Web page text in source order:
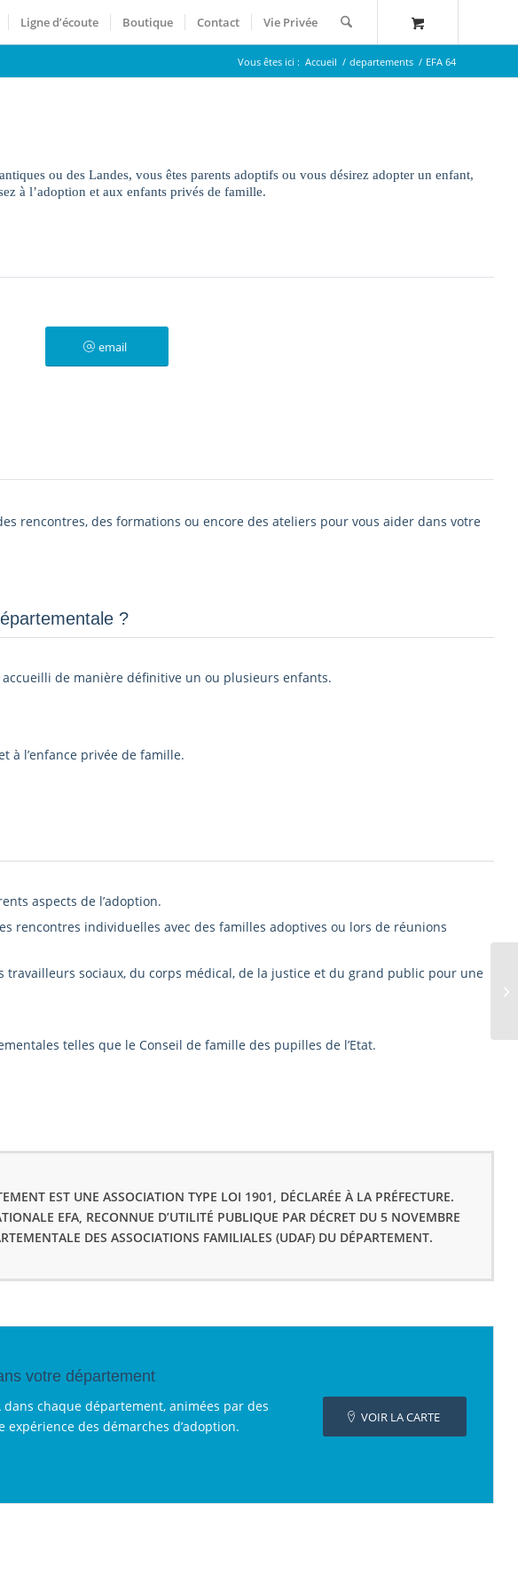
Ligne d’écoute Boutique Contact Vie Privée
Vous êtes ici : Accueil / departements / EFA 64
ou des Landes, vous êtes parents adoptifs ou vous désirez adopter un enfant,
à l’adoption et aux enfants privés de famille.
email
rencontres, des formations ou encore des ateliers pour vous aider dans votre
?­
de manière définitive un ou plusieurs enfants.
à l’enfance privée de famille.
aspects de l’adoption.
rencontres individuelles avec des familles adoptives ou lors de réunions
travailleurs sociaux, du corps médical, de la justice et du grand public pour une
telles que le Conseil de famille des pupilles de l’Etat.
EST UNE ASSOCIATION TYPE LOI 1901, DÉCLARÉE À LA PRÉFECTURE.
EFA, RECONNUE D’UTILITÉ PUBLIQUE PAR DÉCRET DU 5 NOVEMBRE
DES ASSOCIATIONS FAMILIALES (UDAF) DU DÉPARTEMENT.
votre département
dans chaque département, animées par des
des démarches d’adoption.
VOIR LA CARTE